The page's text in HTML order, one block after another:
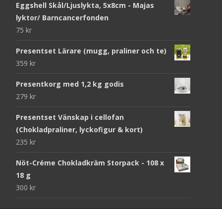
Eggshell Skål/Ljuslykta, 5x8cm - Majas
lyktor/ Barncancerfonden
75 kr
Presentset Lärare (mugg, praliner och te)
359 kr
Presentkorg med 1,2 kg godis
279 kr
Presentset Vänskap i cellofan
(Chokladpraliner, lyckofigur & kort)
235 kr
Nöt-Créme Chokladkräm Storpack - 108 x
18 g
300 kr